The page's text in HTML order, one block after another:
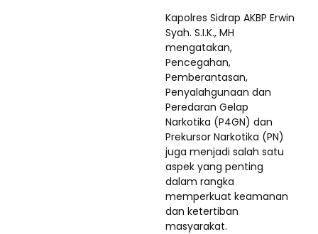
Kapolres Sidrap AKBP Erwin
Syah. S.I.K., MH
mengatakan,
Pencegahan,
Pemberantasan,
Penyalahgunaan dan
Peredaran Gelap
Narkotika (P4GN) dan
Prekursor Narkotika (PN)
juga menjadi salah satu
aspek yang penting
dalam rangka
memperkuat keamanan
dan ketertiban
masyarakat.